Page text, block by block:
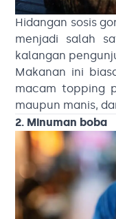
Hidangan sosis
menjadi salah
kalangan
Makanan ini
macam topping
maupun manis,
2. Minuman boba